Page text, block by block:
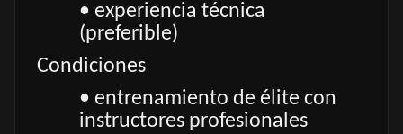
• experiencia técnica
(preferible)
Condiciones
• entrenamiento de élite con
instructores profesionales